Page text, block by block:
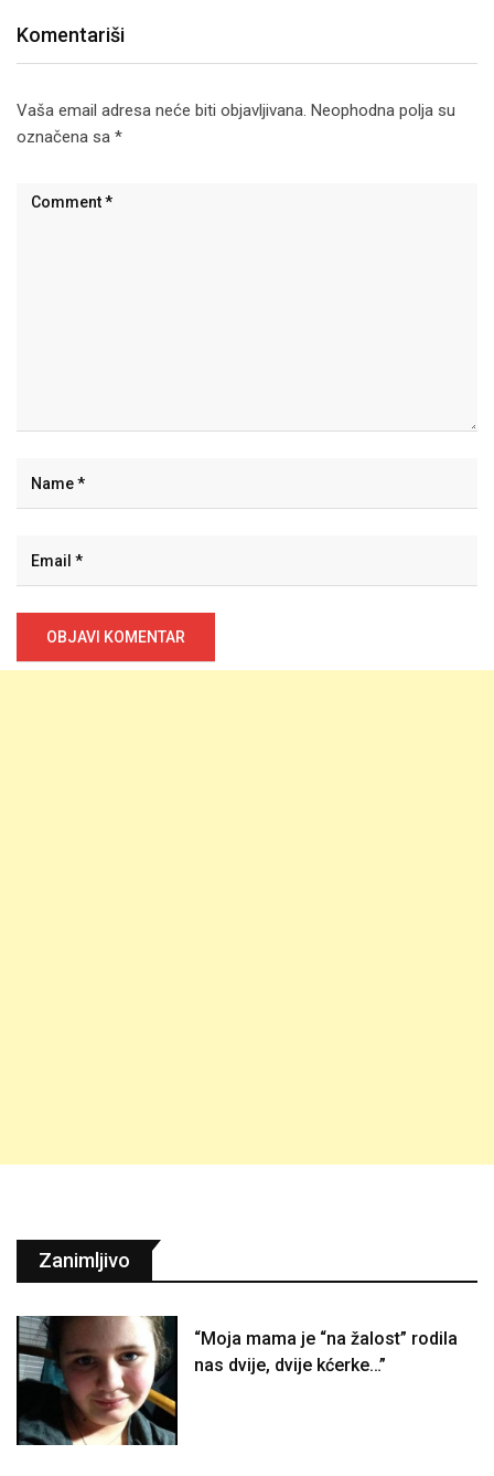
Komentariši
Vaša email adresa neće biti objavljivana. Neophodna polja su
označena sa *
Zanimljivo
“Moja mama je “na žalost” rodila
nas dvije, dvije kćerke…”